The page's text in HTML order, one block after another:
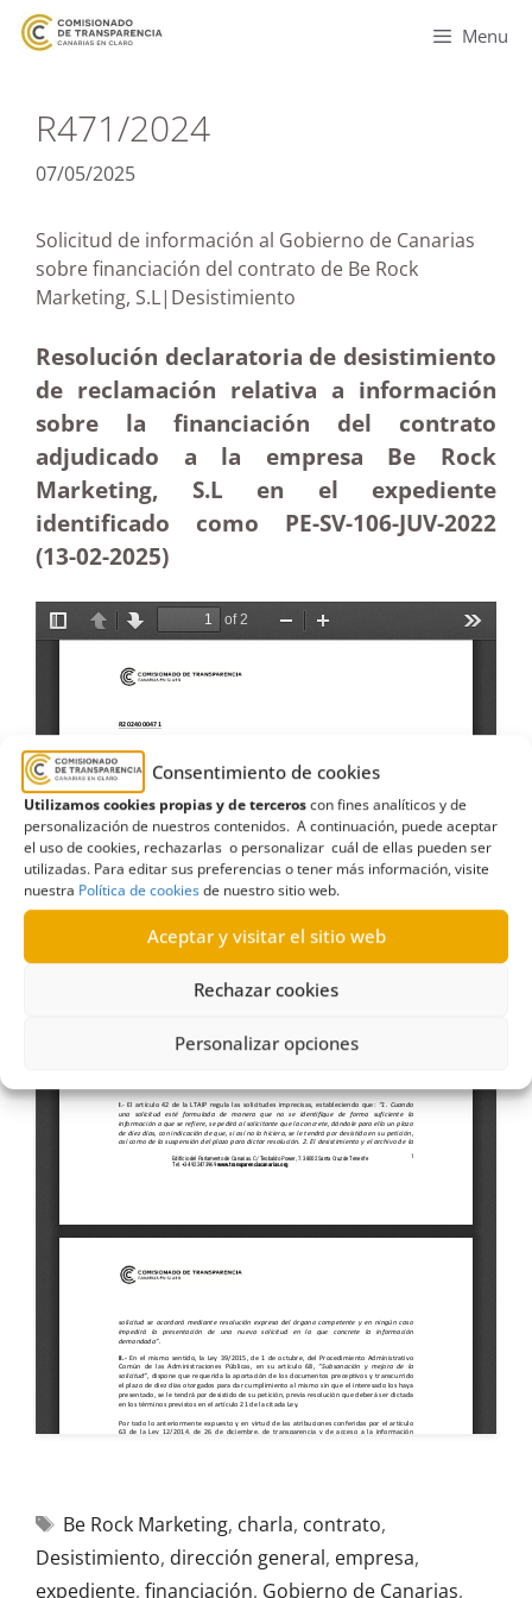
Consentimiento de cookies
Utilizamos cookies propias y de terceroscon fines analíticos y de
personalización de nuestros contenidos. A continuación, puede aceptar
el uso de cookies, rechazarlas o personalizar cuál de ellas pueden ser
utilizadas. Para editar sus preferencias o tener más información, visite
nuestra Política de cookiesde nuestro sitio web.
Aceptar y visitar el sitio web
Rechazar cookies
Personalizar opciones
Menu
R471/2024
07/05/2025
Solicitud de información al Gobierno de Canarias
sobre financiación del contrato de Be Rock
Marketing, S.L|Desistimiento
Resolución declaratoria de desistimiento
de reclamación relativa a información
sobre la financiación del contrato
adjudicado a la empresa Be Rock
Marketing, S.L en el expediente
identificado como PE-SV-106-JUV-2022
(13-02-2025)
Be Rock Marketing, charla, contrato,
Desistimiento, dirección general, empresa,
expediente, financiación, Gobierno de Canarias,